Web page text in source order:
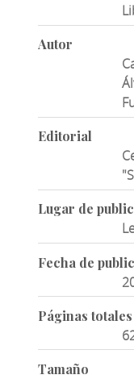
Autor
Editorial
Lugar de
Fecha de
Páginas totales
Tamaño